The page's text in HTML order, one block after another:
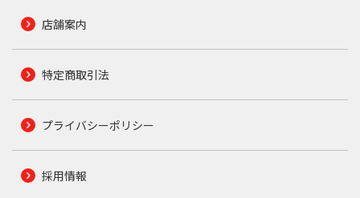
店舗案内
特定商取引法
プライバシーポリシー
採用情報